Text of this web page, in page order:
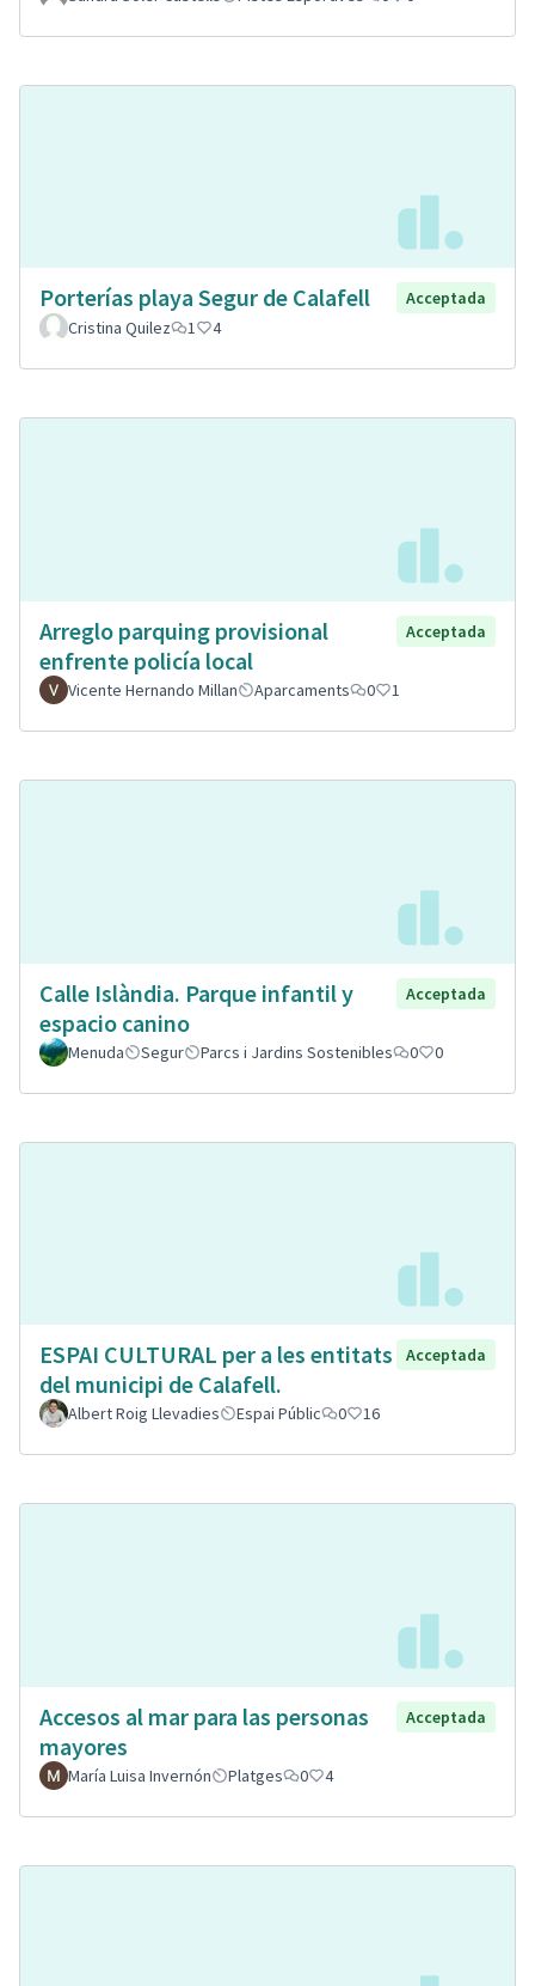
Porterías playa Segur de Calafell
Acceptada
Cristina Quilez
1 4
Arreglo parquing provisional
enfrente policía local
Acceptada
Vicente Hernando Millan Aparcaments 0 1
Calle Islàndia. Parque infantil y
espacio canino
Acceptada
Menuda Segur Parcs i Jardins Sostenibles 0 0
ESPAI CULTURAL per a les entitats
del municipi de Calafell.
Acceptada
Albert Roig Llevadies Espai Públic 0 16
Accesos al mar para las personas
mayores
Acceptada
María Luisa Invernón Platges 0 4